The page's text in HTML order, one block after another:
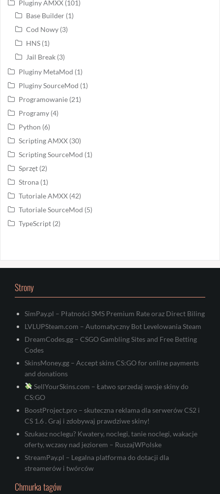
Pluginy AMXX (101)
Base Builder (1)
Cod Nowy (3)
HNS (1)
Jail Break (3)
Pluginy MetaMod (1)
Pluginy SourceMod (1)
Programowanie (21)
Programy (4)
Python (6)
Scripting AMXX (30)
Scripting SourceMod (1)
Sprzęt (2)
Strona (1)
Tutoriale AMXX (42)
Tutoriale SourceMod (5)
TypeScript (2)
Strony
SimPay.pl – Płatności SMS Premium Rate oraz Direct Biling
LVLUPSteam.com – Automatyczny Bot Levelowania Steam
DreamCodes.gg – CSGO Gambling Sites and Free Betting
Codes
SkinsMoney.gg – Accept skins CS:GO for online payments
and donations
SellYourSkins.com – Łatwo sprzedaj swoje skiny do
CS:GO
BoostProject.pro – skuteczna reklama dla serwerów CS2 i
CS 1.6 . Graj i zdobywaj prawdziwe skiny!
Szukasz noclegu? Kwatery, noclegi, tanie noclegi, wakacje
oferty, wczasy nad jeziorem – RuszajWPolske
StreamPay.pl – Legalna platforma do dotacji dla
streamerów i twórców
Chmurka tagów